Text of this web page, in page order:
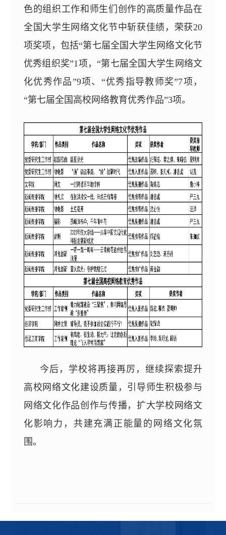
色的组织工作和师生们 创作的高质量作品在
全国大学生网络文化节中斩获佳绩， 荣获20
项奖项，包括“第七届全国大学生网络文化节
优秀组织奖”1项，“第七届全国大学生网络文
化优秀作品”9项、“优秀指导教师奖”7项，
“第七届全国高校网络教育优秀作品”3项。
今后，学校将再接再厉，继续探索提升
高校网络文化建设质量 ， 引导师生积极参与
网络文化作品创作与传播，扩大学校 网络文
化影响力 ， 共建充满正能量的网络文化氛
围。